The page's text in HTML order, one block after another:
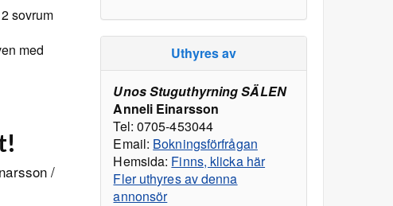
sovrum
med
/
Uthyres av
Unos Stuguthyrning SÄLEN
Anneli Einarsson
Tel: 0705-453044
Email: Bokningsförfrågan
Hemsida: Finns, klicka här
Fler uthyres av denna
annonsör